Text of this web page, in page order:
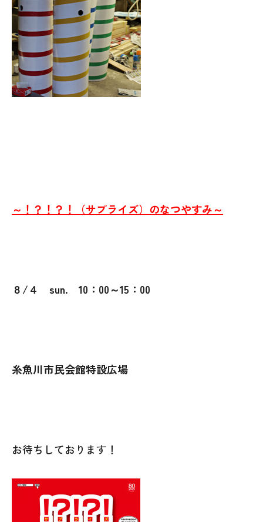
～！？！？！（サプライズ）のなつやすみ～
８/４ sun. 10：00～15：00
糸魚川市民会館特設広場
お待ちしております！